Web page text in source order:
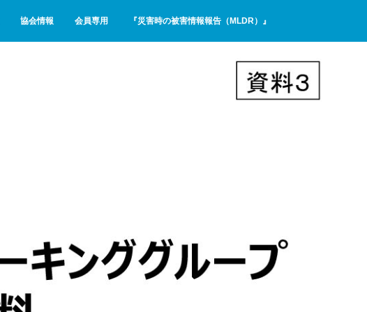
協会情報 会員専用 『災害時の被害情報報告（MLDR）』